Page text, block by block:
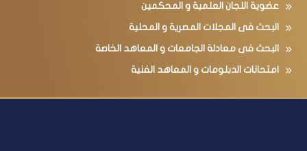
عضوية اللجان العلمية و المحكمين
البحث فى المجلات المصرية و المحلية
البحث فى معادلة الجامعات و المعاهد الخاصة
امتحانات الدبلومات و المعاهد الفنية